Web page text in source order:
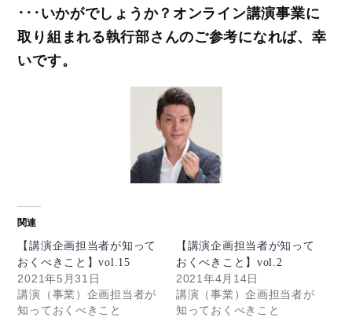
･･･いかがでしょうか？オンライン講演事業に
取り組まれる執行部さんのご参考になれば、幸
いです。
関連
【講演企画担当者が知って
おくべきこと】vol.15
2021年5月31日
講演（事業）企画担当者が
知っておくべきこと
【講演企画担当者が知って
おくべきこと】vol.2
2021年4月14日
講演（事業）企画担当者が
知っておくべきこと